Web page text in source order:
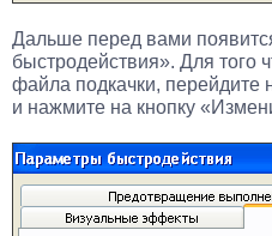
Дальше перед вами
быстродействия». Для того
файла подкачки, перейдите
и нажмите на кнопку